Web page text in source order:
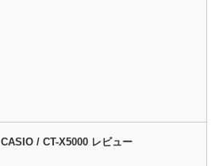
CASIO / CT-X5000 レビュー